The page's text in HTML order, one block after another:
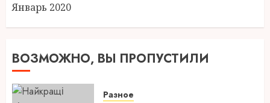
Январь 2020
ВОЗМОЖНО, ВЫ ПРОПУСТИЛИ
Разное